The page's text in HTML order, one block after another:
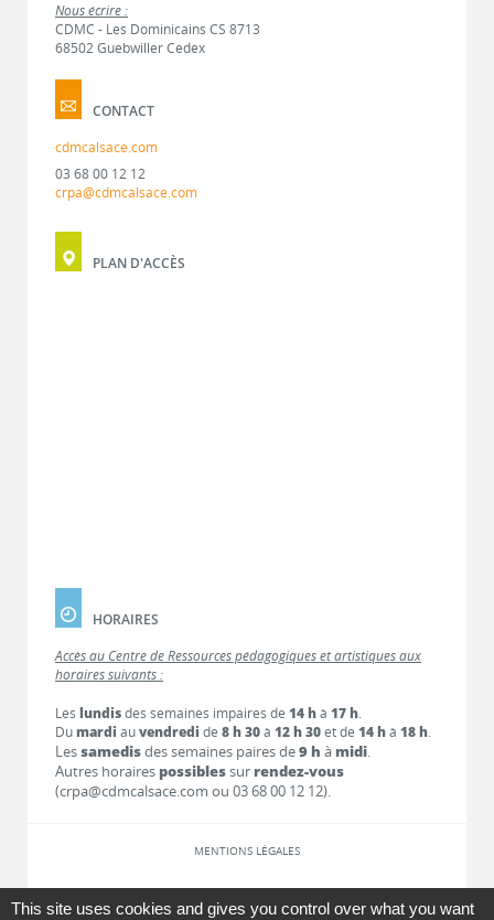
Nous écrire :
CDMC - Les Dominicains CS 8713
68502 Guebwiller Cedex
CONTACT
cdmcalsace.com
03 68 00 12 12
crpa@cdmcalsace.com
PLAN D'ACCÈS
HORAIRES
Accès au Centre de Ressources pédagogiques et artistiques aux
horaires suivants :
Les lundisdes semaines impaires de 14 hà 17 h.
Dumardi auvendredi de 8 h 30à 12 h 30et de 14 hà 18 h.
Lessamedisdes semaines paires de9 h à midi.
Autres horaires possiblessur rendez-vous
(crpa@cdmcalsace.com ou 03 68 00 12 12).
MENTIONS LÉGALES
LIENS
This site uses cookies and gives you control over what you want